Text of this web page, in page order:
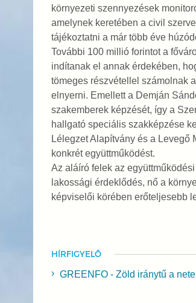
környezeti szennyezések
amelynek keretében a civil
tájékoztatni a már több éve
További 100 millió forintot a
indítanak el annak érdekében,
tömeges részvétellel számolnak
elnyerni. Emellett a Demján
szakemberek képzését, így a
hallgató speciális szakképzése
Lélegzet Alapítvány és a Levegő
konkrét együttműködést.
Az aláíró felek az
lakossági érdeklődés, nő a
képviselői körében erőteljesebb
HÍRFIGYELŐ
GREENFO - Zöld iránytű a